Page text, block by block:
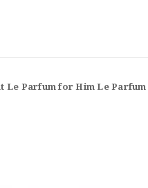
Le Parfum for Him Le Parfum